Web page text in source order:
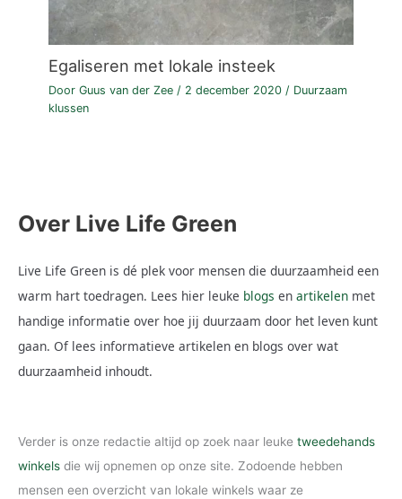
Egaliseren met lokale insteek
DoorGuus van der Zee / 2 december 2020 / Duurzaam
klussen
Over Live Life Green
Live Life Green is dé plek voor mensen die duurzaamheid een
warm hart toedragen. Lees hier leuke blogs en artikelen met
handige informatie over hoe jij duurzaam door het leven kunt
gaan. Of lees informatieve artikelen en blogs over wat
duurzaamheid inhoudt.
Verder is onze redactie altijd op zoek naar leuke tweedehands
winkels die wij opnemen op onze site. Zodoende hebben
mensen een overzicht van lokale winkels waar ze